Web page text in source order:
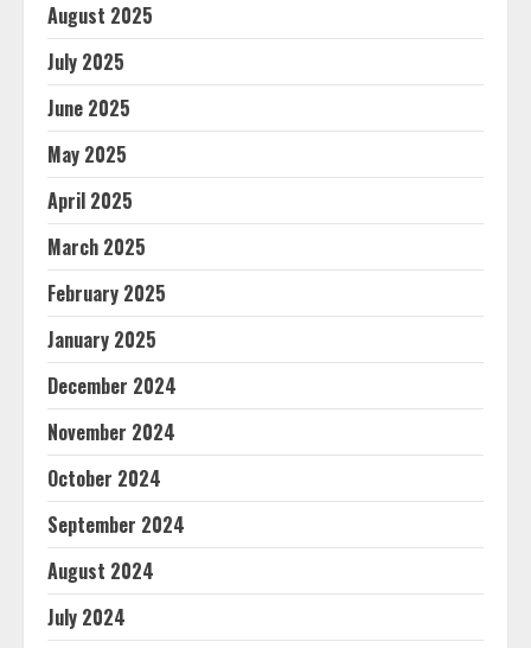
August 2025
July 2025
June 2025
May 2025
April 2025
March 2025
February 2025
January 2025
December 2024
November 2024
October 2024
September 2024
August 2024
July 2024